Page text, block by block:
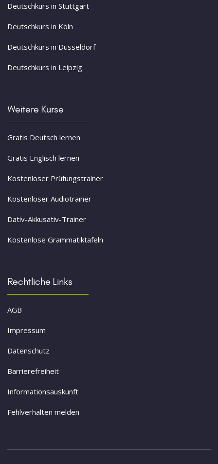
Deutschkurs in Stuttgart
Deutschkurs in Köln
Deutschkurs in Düsseldorf
Deutschkurs in Leipzig
Weitere Kurse
Gratis Deutsch lernen
Gratis Englisch lernen
Kostenloser Prüfungstrainer
Kostenloser Audiotrainer
Dativ-Akkusativ-Trainer
Kostenlose Grammatiktafeln
Rechtliche Links
AGB
Impressum
Datenschutz
Barrierefreiheit
Informationsauskunft
Fehlverhalten melden